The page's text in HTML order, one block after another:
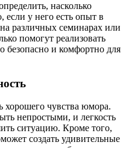
насколько
у него есть опыт в
различных семинарах или
помогут реализовать
безопасно и комфортно для
хорошего чувства юмора.
непростыми, и легкость
ситуацию. Кроме того,
создать удивительные